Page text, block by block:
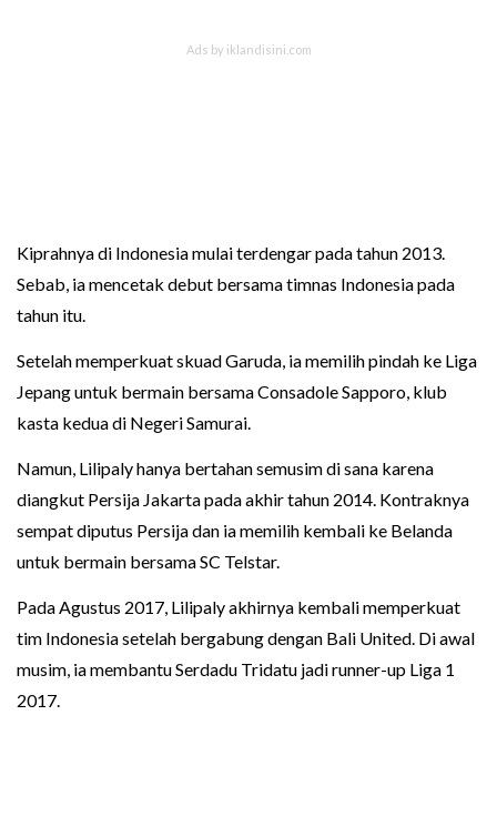
Kiprahnya di Indonesia mulai terdengar pada tahun 2013.
Sebab, ia mencetak debut bersama timnas Indonesia pada
tahun itu.
Setelah memperkuat skuad Garuda, ia memilih pindah ke Liga
Jepang untuk bermain bersama Consadole Sapporo, klub
kasta kedua di Negeri Samurai.
Namun, Lilipaly hanya bertahan semusim di sana karena
diangkut Persija Jakarta pada akhir tahun 2014. Kontraknya
sempat diputus Persija dan ia memilih kembali ke Belanda
untuk bermain bersama SC Telstar.
Pada Agustus 2017, Lilipaly akhirnya kembali memperkuat
tim Indonesia setelah bergabung dengan Bali United. Di awal
musim, ia membantu Serdadu Tridatu jadi runner-up Liga 1
2017.